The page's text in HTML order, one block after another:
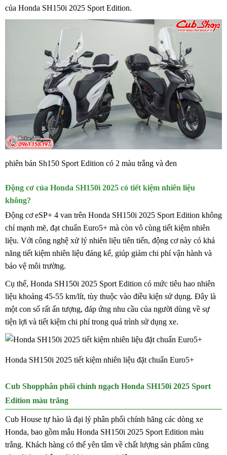
của Honda SH150i 2025 Sport Edition.
phiên bản Sh150 Sport Edition có 2 màu trắng và đen
Động cơ của Honda SH150i 2025 có tiết kiệm nhiên liệu
không?
Động cơ eSP+ 4 van trên Honda SH150i 2025 Sport Edition không
chỉ mạnh mẽ, đạt chuẩn Euro5+ mà còn vô cùng tiết kiệm nhiên
liệu. Với công nghệ xử lý nhiên liệu tiên tiến, động cơ này có khả
năng tiết kiệm nhiên liệu đáng kể, giúp giảm chi phí vận hành và
bảo vệ môi trường.
Cụ thể, Honda SH150i 2025 Sport Edition có mức tiêu hao nhiên
liệu khoảng 45-55 km/lít, tùy thuộc vào điều kiện sử dụng. Đây là
một con số rất ấn tượng, đáp ứng nhu cầu của người dùng về sự
tiện lợi và tiết kiệm chi phí trong quá trình sử dụng xe.
Honda SH150i 2025 tiết kiệm nhiên liệu đặt chuẩn Euro5+
Cub Shopphân phối chính ngạch Honda SH150i 2025 Sport
Edition màu trắng
Cub House tự hào là đại lý phân phối chính hãng các dòng xe
Honda, bao gồm mẫu Honda SH150i 2025 Sport Edition màu
trắng. Khách hàng có thể yên tâm về chất lượng sản phẩm cũng